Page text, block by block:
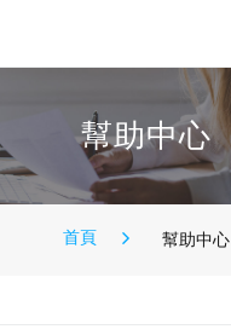
幫助中心
首頁 幫助中心